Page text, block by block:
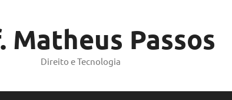
Matheus Passos
Direito e Tecnologia